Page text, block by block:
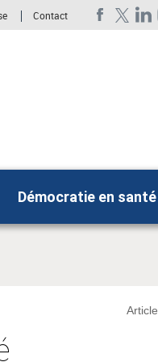
Contact
Démocratie en santé
Article